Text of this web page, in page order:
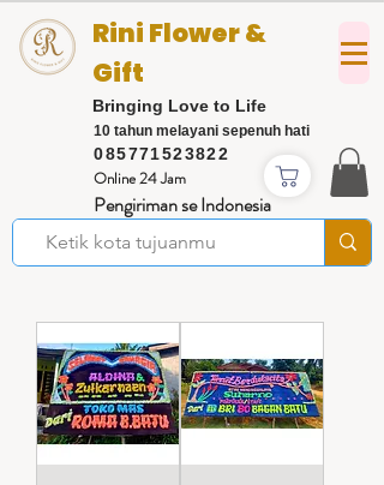
085771523822
Rini Flower &
Gift
Bringing Love to Life
Online 24 Jam
Pengiriman se Indonesia
10 tahun melayani sepenuh hati